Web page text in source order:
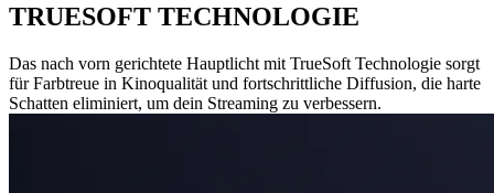
TRUESOFT TECHNOLOGIE
Das nach vorn gerichtete Hauptlicht mit TrueSoft Technologie sorgt
für Farbtreue in Kinoqualität und fortschrittliche Diffusion, die harte
Schatten eliminiert, um dein Streaming zu verbessern.